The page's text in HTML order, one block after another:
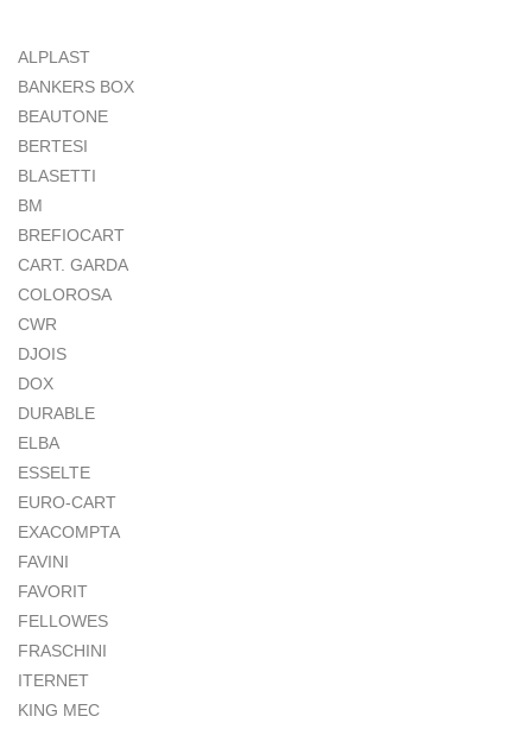
ALPLAST
BANKERS BOX
BEAUTONE
BERTESI
BLASETTI
BM
BREFIOCART
CART. GARDA
COLOROSA
CWR
DJOIS
DOX
DURABLE
ELBA
ESSELTE
EURO-CART
EXACOMPTA
FAVINI
FAVORIT
FELLOWES
FRASCHINI
ITERNET
KING MEC